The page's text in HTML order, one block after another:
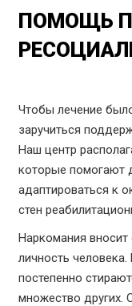
ПОМОЩЬ
Чтобы лечение
заручиться
Наш центр
которые помогают
адаптироваться к
стен
Наркомания
личность
постепенно
множество других.